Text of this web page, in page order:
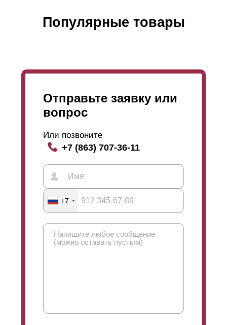
Популярные товары
Отправьте заявку или
вопрос
Или позвоните
+7 (863) 707-36-11
+7